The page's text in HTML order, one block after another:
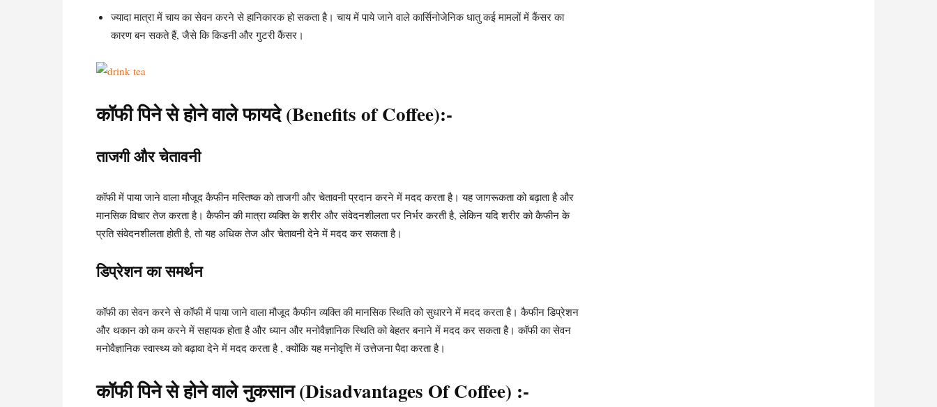
ज्यादा मात्रा में चाय का सेवन करने से हानिकारक हो सकता है। चाय में पाये जाने वाले कार्सिनोजेनिक धातु कई मामलों में कैंसर का
कारण बन सकते हैं, जैसे कि किडनी और गुटरी कैंसर।
कॉफी पिने से होने वाले फायदे (Benefits of Coffee):-
ताजगी और चेतावनी
कॉफी में पाया जाने वाला मौजूद कैफीन मस्तिष्क को ताजगी और चेतावनी प्रदान करने में मदद करता है। यह जागरूकता को बढ़ाता है और
मानसिक विचार तेज करता है। कैफीन की मात्रा व्यक्ति के शरीर और संवेदनशीलता पर निर्भर करती है, लेकिन यदि शरीर को कैफीन के
प्रति संवेदनशीलता होती है, तो यह अधिक तेज और चेतावनी देने में मदद कर सकता है।
डिप्रेशन का समर्थन
कॉफी का सेवन करने से कॉफी में पाया जाने वाला मौजूद कैफीन व्यक्ति की मानसिक स्थिति को सुधारने में मदद करता है। कैफीन डिप्रेशन
और थकान को कम करने में सहायक होता है और ध्यान और मनोवैज्ञानिक स्थिति को बेहतर बनाने में मदद कर सकता है। कॉफी का सेवन
मनोवैज्ञानिक स्वास्थ्य को बढ़ावा देने में मदद करता है , क्योंकि यह मनोवृत्ति में उत्तेजना पैदा करता है।
कॉफी पिने से होने वाले नुकसान (Disadvantages Of Coffee) :-